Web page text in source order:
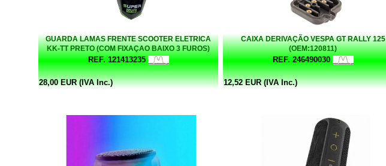
GUARDA LAMAS FRENTE SCOOTER ELETRICA
KK-TT PRETO (COM FIXAÇAO BAIXO 3 FUROS)
REF. 121413235
28,00 EUR (IVA Inc.)
CAIXA DERIVAÇÃO VESPA GT RALLY 125
(OEM:120811)
REF. 246490030
12,52 EUR (IVA Inc.)